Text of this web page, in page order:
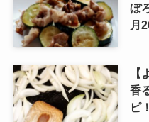
ぼ
月
香
ピ